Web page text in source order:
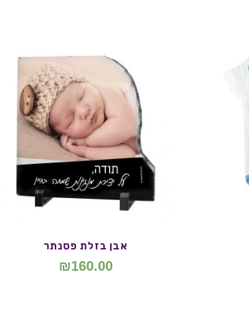
אבן בזלת פסנתר
₪160.00